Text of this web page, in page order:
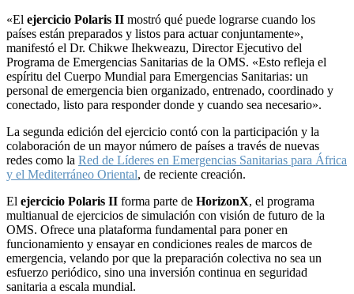
«El ejercicio Polaris II mostró qué puede lograrse cuando los
países están preparados y listos para actuar conjuntamente»,
manifestó el Dr. Chikwe Ihekweazu, Director Ejecutivo del
Programa de Emergencias Sanitarias de la OMS. «Esto refleja el
espíritu del Cuerpo Mundial para Emergencias Sanitarias: un
personal de emergencia bien organizado, entrenado, coordinado y
conectado, listo para responder donde y cuando sea necesario».
La segunda edición del ejercicio contó con la participación y la
colaboración de un mayor número de países a través de nuevas
redes como la Red de Líderes en Emergencias Sanitarias para África
y el Mediterráneo Oriental, de reciente creación.
El ejercicio Polaris II forma parte de HorizonX, el programa
multianual de ejercicios de simulación con visión de futuro de la
OMS. Ofrece una plataforma fundamental para poner en
funcionamiento y ensayar en condiciones reales de marcos de
emergencia, velando por que la preparación colectiva no sea un
esfuerzo periódico, sino una inversión continua en seguridad
sanitaria a escala mundial.